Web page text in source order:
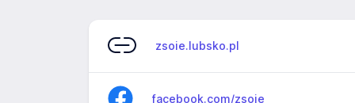
zsoie.lubsko.pl
facebook.com/zsoie